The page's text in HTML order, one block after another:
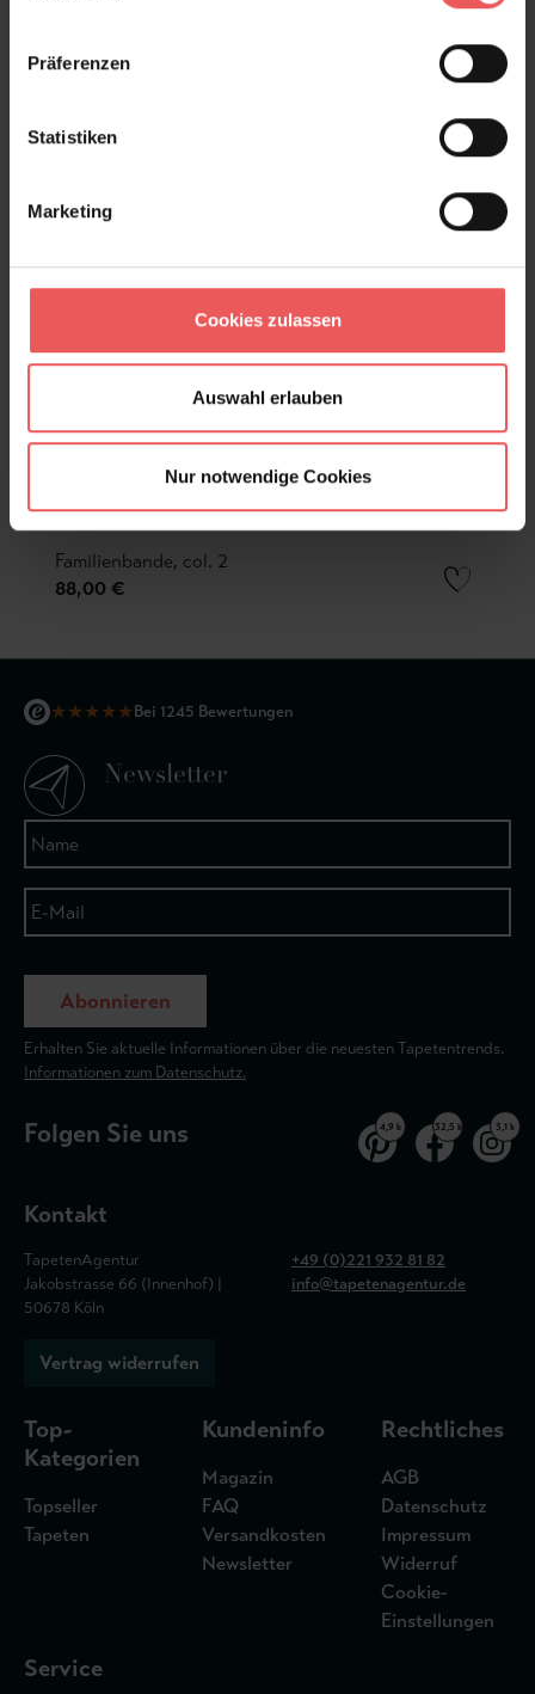
Präferenzen
Statistiken
Marketing
Cookies zulassen
Auswahl erlauben
Nur notwendige Cookies
Familienbande, col. 2
88,00 €
★★★★★Bei 1245 Bewertungen
Newsletter
Abonnieren
Erhalten Sie aktuelle Informationen über die neuesten Tapetentrends.
Informationen zum Datenschutz.
Folgen Sie uns 4,9 k 32,5 k 3,1 k
Kontakt
TapetenAgentur
Jakobstrasse 66 (Innenhof) |
50678 Köln
+49 (0)221 932 81 82
info@tapetenagentur.de
Vertrag widerrufen
Top-
Kategorien
Topseller
Tapeten
Kundeninfo
Magazin
FAQ
Versandkosten
Newsletter
Rechtliches
AGB
Datenschutz
Impressum
Widerruf
Cookie-
Einstellungen
Service